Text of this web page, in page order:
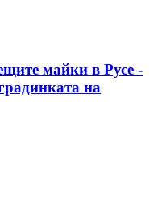
майки в Русе -
на